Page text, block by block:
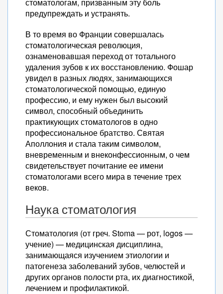
предупреждать и устранять.
В то время во Франции совершалась
стоматологическая революция,
ознаменовавшая переход от тотального
удаления зубов к их восстановлению. Фошар
увидел в разных людях, занимающихся
стоматологической помощью, единую
профессию, и ему нужен был высокий
символ, способный объединить
практикующих стоматологов в одно
профессиональное братство. Святая
Аполлония и стала таким символом,
вневременным и внеконфессионным, о чем
свидетельствует почитание ее имени
стоматологами всего мира в течение трех
веков.
Наука стоматология
Стоматология (от греч. Stoma — рот, logos —
учение) — медицинская дисциплина,
занимающаяся изучением этиологии и
патогенеза заболеваний зубов, челюстей и
других органов полости рта, их диагностикой,
лечением и профилактикой.